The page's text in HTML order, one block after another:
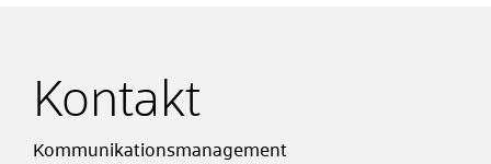
Kontakt
Kommunikationsmanagement